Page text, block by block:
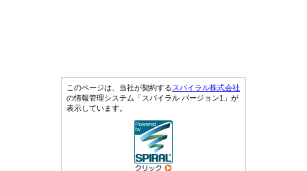
このページは、当社が契約するスパイラル株式会社
の情報管理システム「スパイラル バージョン1」が
表示しています。